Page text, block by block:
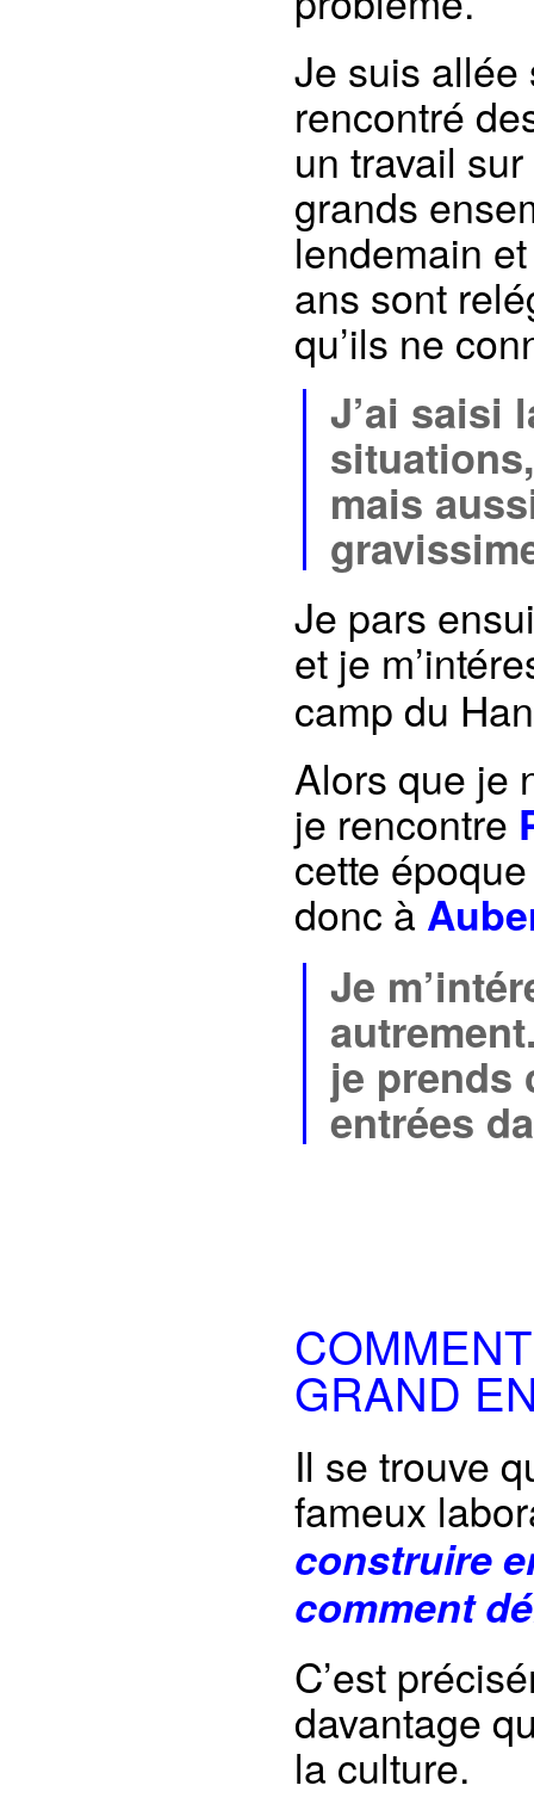
Je suis allée
rencontré
un travail
grands
lendemain
ans sont
qu’ils ne
J’ai saisi
mais
Je pars
et je
camp du
Alors que je
je rencontre
cette
donc à
Je
je prends
entrées
GRAND
Il se trouve
fameux
construire
comment
C’est
davantage
la culture.